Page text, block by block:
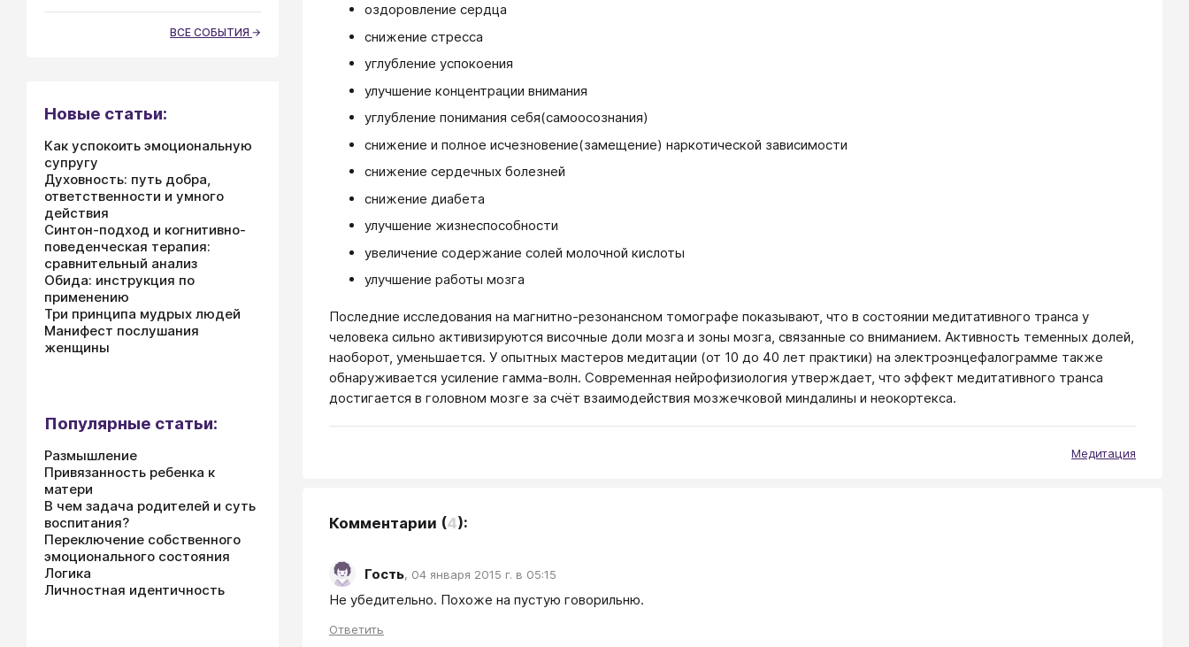
оздоровление сердца
снижение стресса
углубление успокоения
улучшение концентрации внимания
углубление понимания себя(самоосознания)
снижение и полное исчезновение(замещение) наркотической зависимости
снижение сердечных болезней
снижение диабета
улучшение жизнеспособности
увеличение содержание солей молочной кислоты
улучшение работы мозга
Последние исследования на магнитно-резонансном томографе показывают, что в состоянии медитативного транса у
человека сильно активизируются височные доли мозга и зоны мозга, связанные со вниманием. Активность теменных долей,
наоборот, уменьшается. У опытных мастеров медитации (от 10 до 40 лет практики) на электроэнцефалограмме также
обнаруживается усиление гамма-волн. Современная нейрофизиология утверждает, что эффект медитативного транса
достигается в головном мозге за счёт взаимодействия мозжечковой миндалины и неокортекса.
Медитация
Комментарии (4):
Гость, 04 января 2015 г. в 05:15
Не убедительно. Похоже на пустую говорильню.
Ответить
ВСЕ СОБЫТИЯ
Новые статьи:
Как успокоить эмоциональную
супругу
Духовность: путь добра,
ответственности и умного
действия
Синтон-подход и когнитивно-
поведенческая терапия:
сравнительный анализ
Обида: инструкция по
применению
Три принципа мудрых людей
Манифест послушания
женщины
Популярные статьи:
Размышление
Привязанность ребенка к
матери
В чем задача родителей и суть
воспитания?
Переключение собственного
эмоционального состояния
Логика
Личностная идентичность